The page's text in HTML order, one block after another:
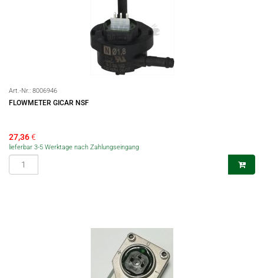
Art.-Nr.: 8006946
FLOWMETER GICAR NSF
27,36€
lieferbar 3-5 Werktage nach Zahlungseingang